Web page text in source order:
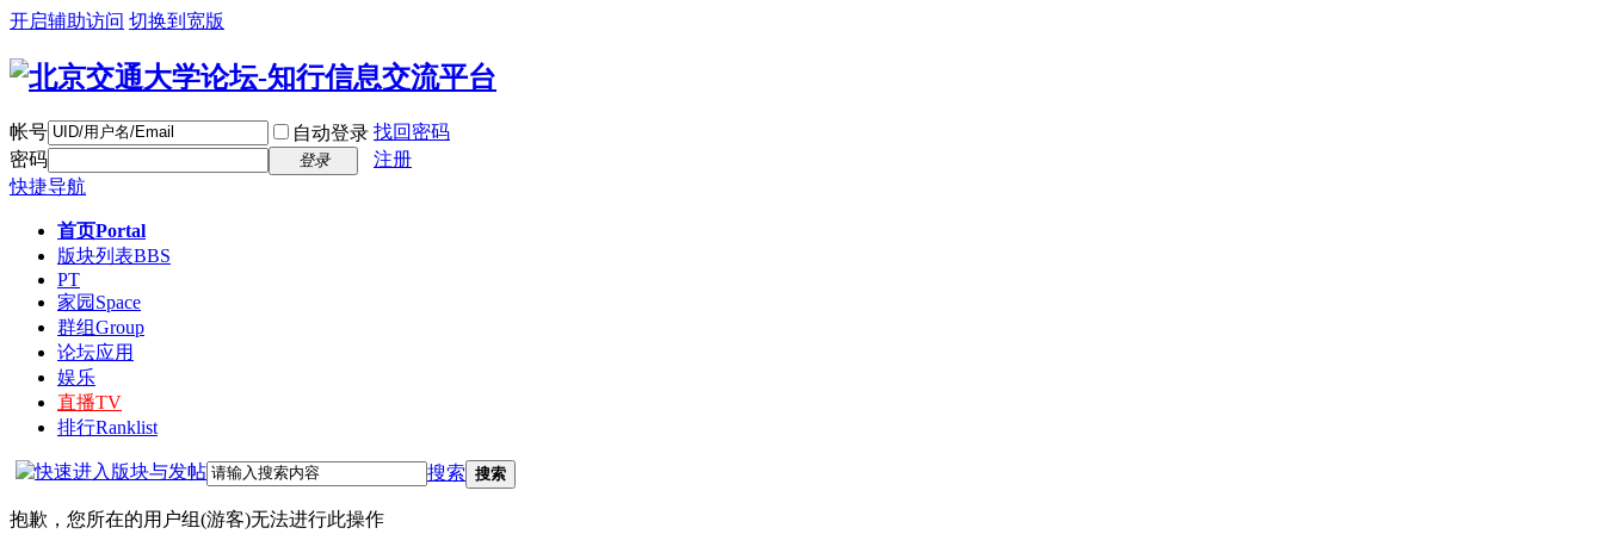
开启辅助访问 切换到宽版
帐号 自动登录 找回密码
密码
登录
注册
快捷导航
首页Portal
版块列表BBS
PT
家园 Space
群组Group
论坛应用
娱乐
直播TV
排行Ranklist
搜索 搜索
抱歉，您所在的用户组(游客)无法进行此操作